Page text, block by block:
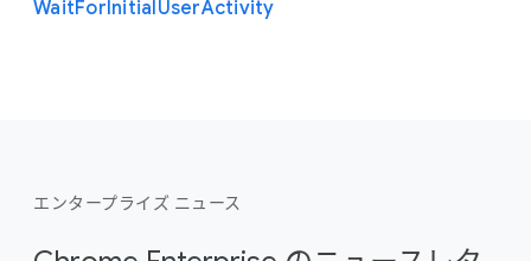
WaitForInitialUserActivity
エンタープライズ ニュース